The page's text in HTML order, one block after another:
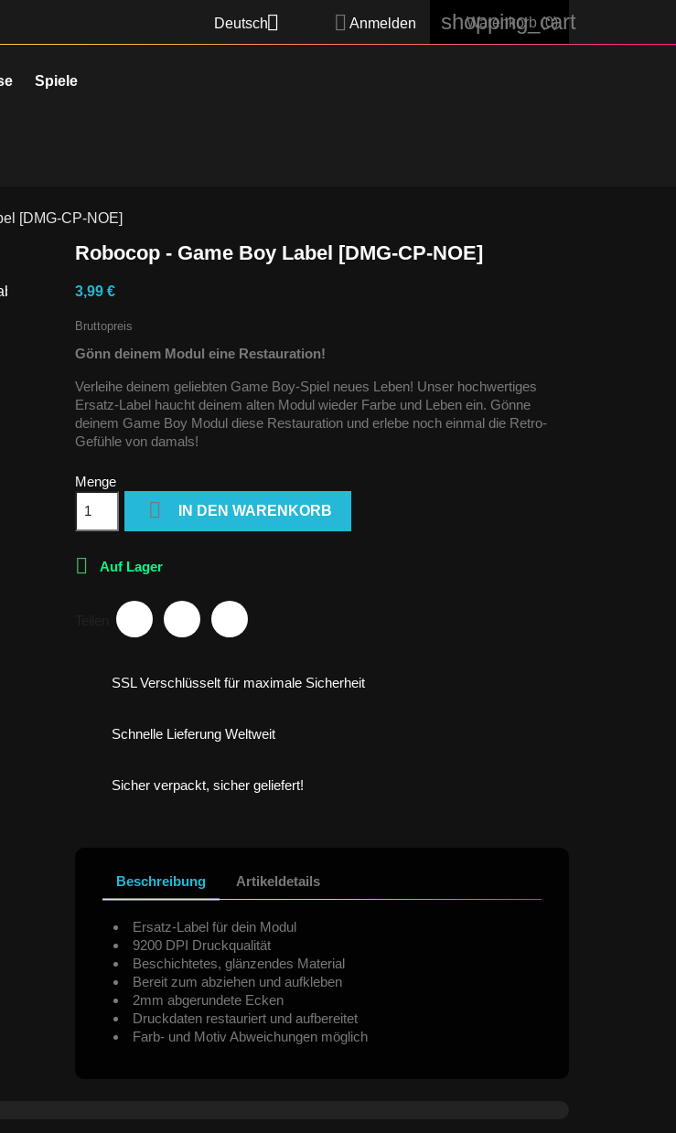
Deutsch  Anmelden shopping_cart
Warenkorb (0)
Spiele
[DMG-CP-NOE]
Robocop - Game Boy Label [DMG-CP-NOE]
3,99 €
Bruttopreis
Gönn deinem Modul eine Restauration!
Verleihe deinem geliebten Game Boy-Spiel neues Leben! Unser hochwertiges
Ersatz-Label haucht deinem alten Modul wieder Farbe und Leben ein. Gönne
deinem Game Boy Modul diese Restauration und erlebe noch einmal die Retro-
Gefühle von damals!
Menge
 IN DEN WARENKORB
 Auf Lager
SSL Verschlüsselt für maximale Sicherheit
Schnelle Lieferung Weltweit
Sicher verpackt, sicher geliefert!
Beschreibung Artikeldetails
Ersatz-Label für dein Modul
9200 DPI Druckqualität
Beschichtetes, glänzendes Material
Bereit zum abziehen und aufkleben
2mm abgerundete Ecken
Druckdaten restauriert und aufbereitet
Farb- und Motiv Abweichungen möglich